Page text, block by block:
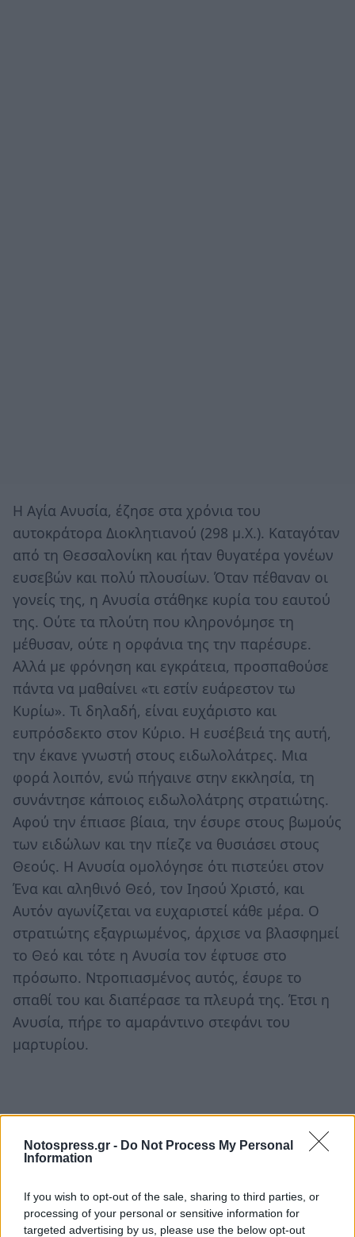
Notospress.gr - Do Not Process My Personal
Information
If you wish to opt-out of the sale, sharing to third parties, or
processing of your personal or sensitive information for
targeted advertising by us, please use the below opt-out
Η Αγία Ανυσία, έζησε στα χρόνια του
αυτοκράτορα Διοκλητιανού (298 μ.Χ.). Καταγόταν
από τη Θεσσαλονίκη και ήταν θυγατέρα γονέων
ευσεβών και πολύ πλουσίων. Όταν πέθαναν οι
γονείς της, η Ανυσία στάθηκε κυρία του εαυτού
της. Ούτε τα πλούτη που κληρονόμησε τη
μέθυσαν, ούτε η ορφάνια της την παρέσυρε.
Αλλά με φρόνηση και εγκράτεια, προσπαθούσε
πάντα να μαθαίνει «τι εστίν ευάρεστον τω
Κυρίω». Τι δηλαδή, είναι ευχάριστο και
ευπρόσδεκτο στον Κύριο. Η ευσέβειά της αυτή,
την έκανε γνωστή στους ειδωλολάτρες. Μια
φορά λοιπόν, ενώ πήγαινε στην εκκλησία, τη
συνάντησε κάποιος ειδωλολάτρης στρατιώτης.
Αφού την έπιασε βίαια, την έσυρε στους βωμούς
των ειδώλων και την πίεζε να θυσιάσει στους
Θεούς. Η Ανυσία ομολόγησε ότι πιστεύει στον
Ένα και αληθινό Θεό, τον Ιησού Χριστό, και
Αυτόν αγωνίζεται να ευχαριστεί κάθε μέρα. Ο
στρατιώτης εξαγριωμένος, άρχισε να βλασφημεί
το Θεό και τότε η Ανυσία τον έφτυσε στο
πρόσωπο. Ντροπιασμένος αυτός, έσυρε το
σπαθί του και διαπέρασε τα πλευρά της. Έτσι η
Ανυσία, πήρε το αμαράντινο στεφάνι του
μαρτυρίου.
μάθετε πρώτοιόλες τις ειδήσεις
TAGS: ΑΓΙΟΛΟΓΙΟ ΕΚΚΛΗΣΙΑ